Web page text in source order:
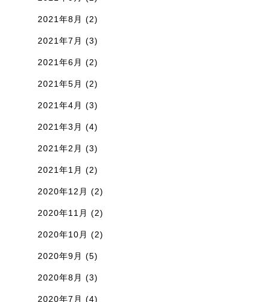
2021年8月 (2)
2021年7月 (3)
2021年6月 (2)
2021年5月 (2)
2021年4月 (3)
2021年3月 (4)
2021年2月 (3)
2021年1月 (2)
2020年12月 (2)
2020年11月 (2)
2020年10月 (2)
2020年9月 (5)
2020年8月 (3)
2020年7月 (4)